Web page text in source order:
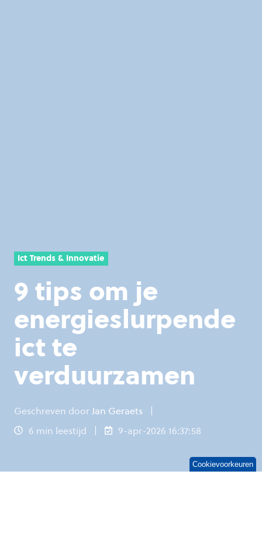
Ict Trends & Innovatie
9 tips om je
energieslurpende
ict te
verduurzamen
Geschreven doorJan Geraets
6 min leestijd
9-apr-2026 16:37:58
Cookievoorkeuren